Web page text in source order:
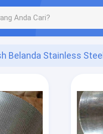
Belanda Stainless Steel